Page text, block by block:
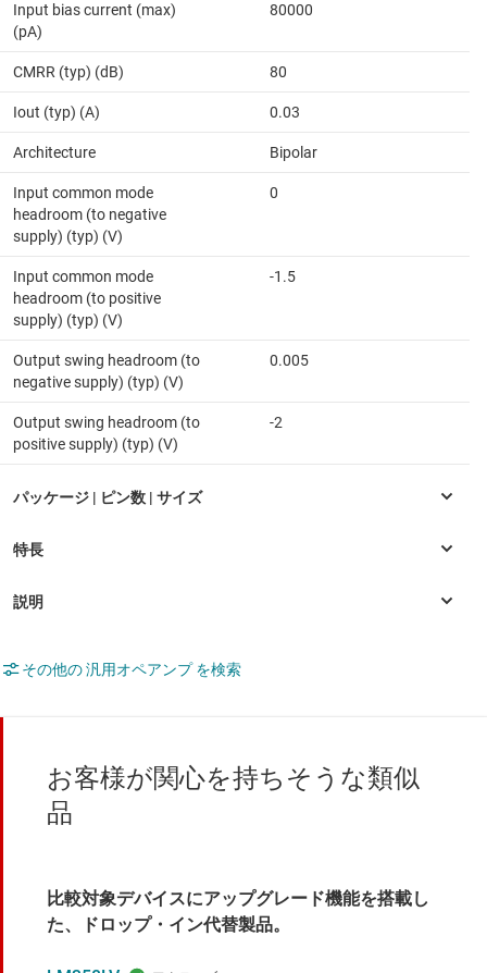
Input bias current (max)
(pA)
80000
CMRR (typ) (dB) 80
Iout (typ) (A) 0.03
Architecture Bipolar
Input common mode
headroom (to negative
supply) (typ) (V)
0
Input common mode
headroom (to positive
supply) (typ) (V)
-1.5
Output swing headroom (to
negative supply) (typ) (V)
0.005
Output swing headroom (to
positive supply) (typ) (V)
-2
その他の 汎用オペアンプ を検索
お客様が関心を持ちそうな類似
品
比較対象デバイスにアップグレード機能を搭載し
た、ドロップ・イン代替製品。